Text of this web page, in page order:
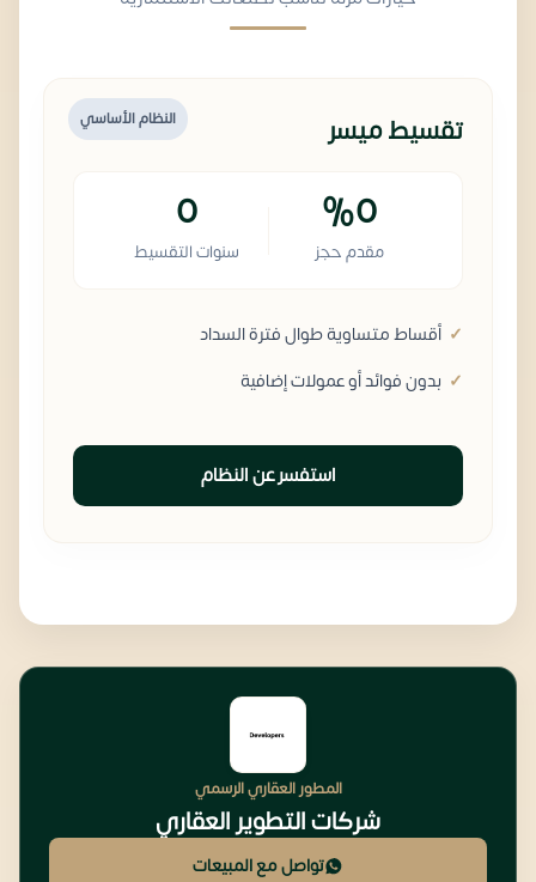
النظام الأساسي تقسيط ميسر
%0
مقدم حجز
0
سنوات التقسيط
أقساط متساوية طوال فترة السداد
بدون فوائد أو عمولات إضافية
استفسر عن النظام
المطور العقاري الرسمي
شركات التطوير العقاري
تواصل مع المبيعات